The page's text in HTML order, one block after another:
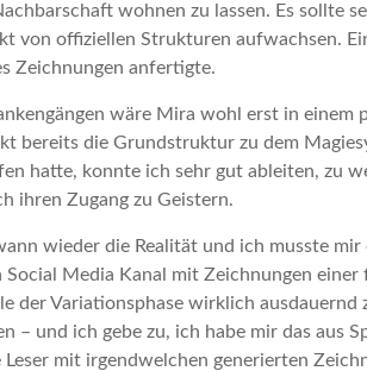
wohnen zu lassen. Es sollte
von offiziellen Strukturen aufwachsen.
Zeichnungen anfertigte.
wäre Mira wohl erst in
bereits die Grundstruktur zu dem
hatte, konnte ich sehr gut ableiten, zu
ihren Zugang zu Geistern.
wieder die Realität und ich musste mir
Media Kanal mit Zeichnungen einer
der Variationsphase wirklich ausdauernd
– und ich gebe zu, ich habe mir das aus
mit irgendwelchen generierten